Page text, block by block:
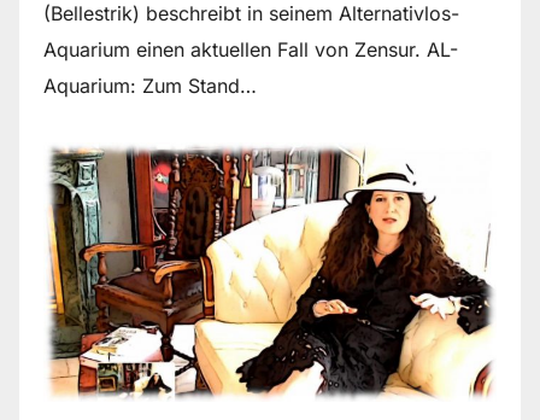
(Bellestrik) beschreibt in seinem Alternativlos-
Aquarium einen aktuellen Fall von Zensur. AL-
Aquarium: Zum Stand…